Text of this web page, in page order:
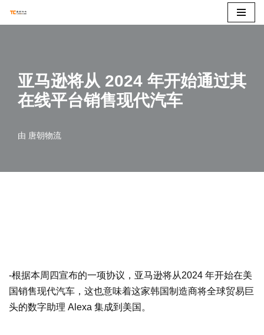
亚马逊将从 2024 年开始通过其
在线平台销售现代汽车
由 唐朝物流
-根据本周四宣布的一项协议，亚马逊将从2024 年开始在美
国销售现代汽车，这也意味着这家韩国制造商将全球贸易巨
头的数字助理 Alexa 集成到美国。